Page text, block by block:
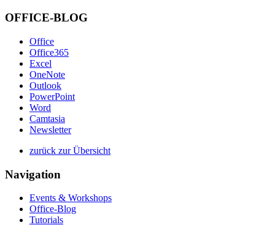
OFFICE-BLOG
Office
Office365
Excel
OneNote
Outlook
PowerPoint
Word
Camtasia
Newsletter
zurück zur Übersicht
Navigation
Events & Workshops
Office-Blog
Tutorials